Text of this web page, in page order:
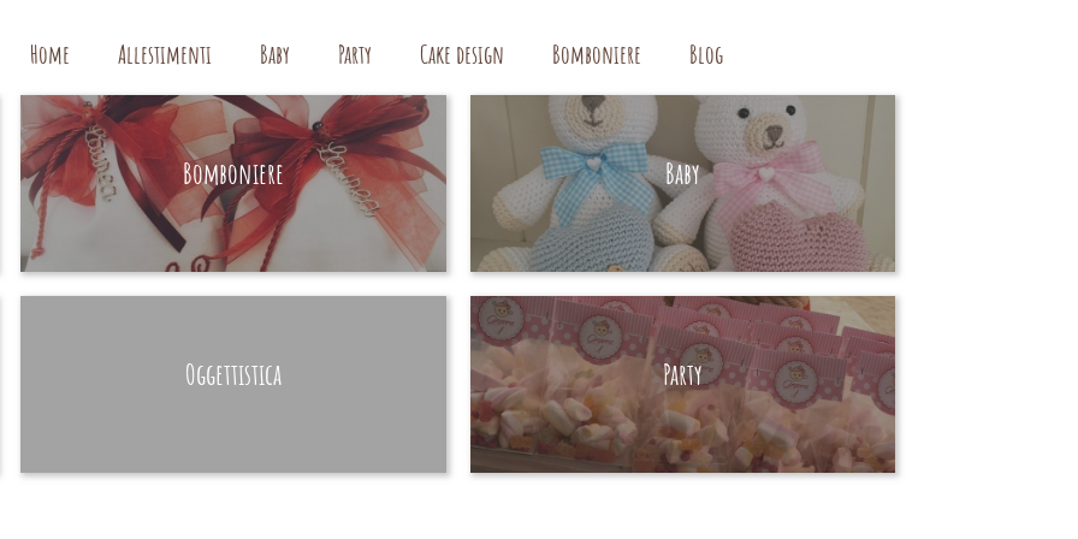
Home Allestimenti Baby Party Cake design Bomboniere Blog
Bomboniere
HAND MADE
Baby
HAND MADE
Oggettistica Party